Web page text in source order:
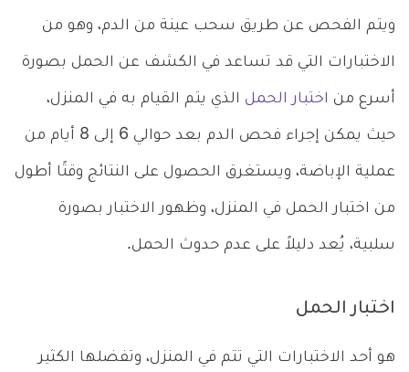
ويتم الفحص عن طريق سحب عينة من الدم، وهو من
الاختبارات التي قد تساعد في الكشف عن الحمل بصورة
أسرع من اختبار الحمل الذي يتم القيام به في المنزل،
حيث يمكن إجراء فحص الدم بعد حوالي 6 إلى 8 أيام من
عملية الإباضة، ويستغرق الحصول على النتائج وقتًا أطول
من اختبار الحمل في المنزل، وظهور الاختبار بصورة
سلبية، يُعد دليلاً على عدم حدوث الحمل.
اختبار الحمل
هو أحد الاختبارات التي تتم في المنزل، وتفضلها الكثير